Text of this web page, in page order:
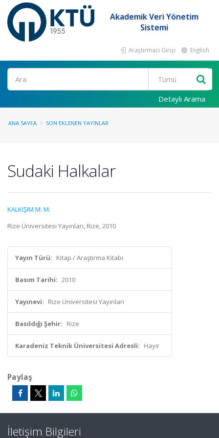
Akademik Veri Yönetim
Sistemi
Araştırmacı Girişi English
Ara
Detaylı Arama
ANA SAYFA SON EKLENEN YAYINLAR
Sudaki Halkalar
KALKIŞIM M. M.
Rize Üniversitesi Yayınları, Rize, 2010
Yayın Türü: Kitap / Araştırma Kitabı
Basım Tarihi: 2010
Yayınevi: Rize Üniversitesi Yayınları
Basıldığı Şehir: Rize
Karadeniz Teknik Üniversitesi Adresli: Hayır
Paylaş
İletişim Bilgileri